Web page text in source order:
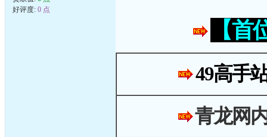
好评度: 0 点
【
49高手
青龙网